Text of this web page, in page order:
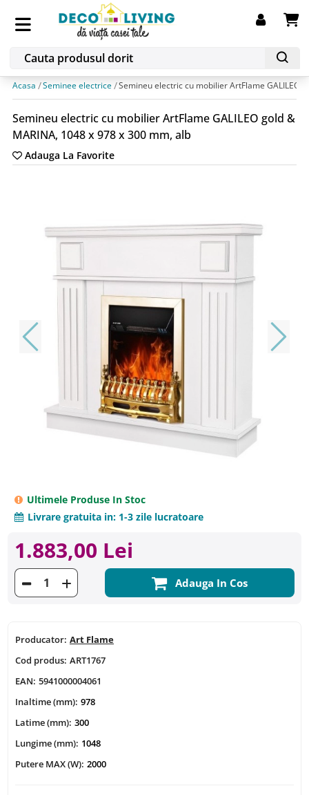
Acasa Seminee electrice Semineu electric cu mobilier ArtFlame GALILEO
Semineu electric cu mobilier ArtFlame GALILEO gold &
MARINA, 1048 x 978 x 300 mm, alb
Adauga La Favorite
Producator: Art Flame
Cod produs: ART1767
EAN: 5941000004061
Inaltime (mm): 978
Latime (mm): 300
Lungime (mm): 1048
Putere MAX (W): 2000
Ultimele Produse In Stoc
Livrare gratuita in: 1-3 zile lucratoare
1.883,00 Lei
Adauga In Cos